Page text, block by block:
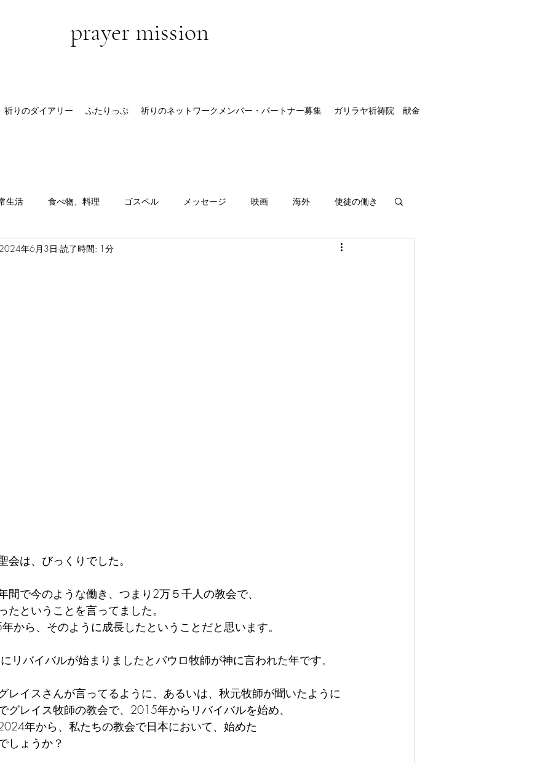
prayer mission
祈りのダイアリー ふたりっぷ 祈りのネットワークメンバー・パートナー募集 ガリラヤ祈祷院 献金
生活 食べ物、料理 ゴスペル メッセージ 映画 海外 使徒の働き
年6月3日 読了時間: 1分
会は、びっくりでした。
間で今のような働き、つまり2万５千人の教会で、
たということを言ってました。
から、そのように成長したということだと思います。
リバイバルが始まりましたとパウロ牧師が神に言われた年です。
レイスさんが言ってるように、あるいは、秋元牧師が聞いたように
グレイス牧師の教会で、2015年からリバイバルを始め、
年から、私たちの教会で日本において、始めた
しょうか？